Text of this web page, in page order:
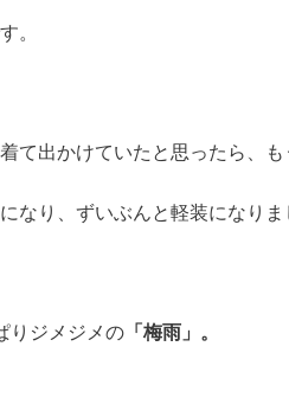
。
て出かけていたと思ったら、も
なり、ずいぶんと軽装になりま
りジメジメの 「梅雨」 。